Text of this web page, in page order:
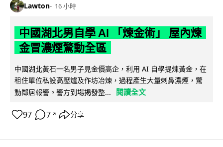
Lawton 16 小時
中國湖北男自學 AI 「煉金術」 屋內煉
金冒濃煙驚動全區
中國湖北黃石一名男子見金價高企，利用 AI 自學提煉黃金，在
租住單位私設高壓爐及作坊冶煉，過程產生大量刺鼻濃煙，驚
動鄰居報警。警方到場揭發整...
閱讀全文
97 7 ↗ 分享